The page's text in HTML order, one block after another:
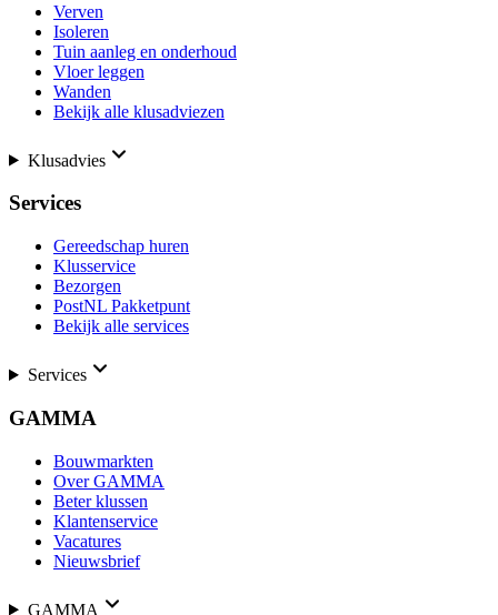
Verven
Isoleren
Tuin aanleg en onderhoud
Vloer leggen
Wanden
Bekijk alle klusadviezen
Klusadvies
Services
Gereedschap huren
Klusservice
Bezorgen
PostNL Pakketpunt
Bekijk alle services
Services
GAMMA
Bouwmarkten
Over GAMMA
Beter klussen
Klantenservice
Vacatures
Nieuwsbrief
GAMMA